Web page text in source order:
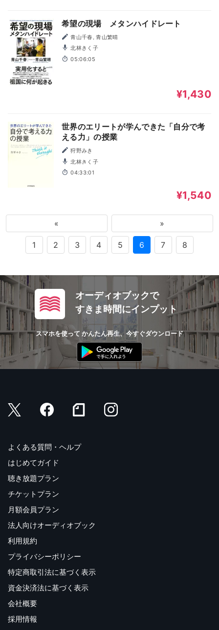
希望の現場 メタンハイドレート
青山千春, 青山繁晴
北林きく子
05:06:05
¥1,430
世界のエリートが学んできた「自分で考
える力」の授業
狩野みき
北林きく子
04:33:01
¥1,540
« »
1 2 3 4 5 6 7 8
オーディオブックで
すきま時間にインプット
スマホを使って かんたん再生、今すぐダウンロード
よくある質問・ヘルプ
はじめてガイド
聴き放題プラン
チケットプラン
月額会員プラン
法人向けオーディオブック
利用規約
プライバシーポリシー
特定商取引法に基づく表示
資金決済法に基づく表示
会社概要
採用情報